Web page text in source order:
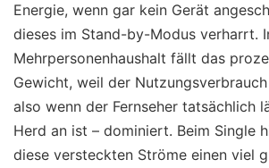
Energie, wenn gar kein Gerät
dieses im Stand-by-Modus verharrt.
Mehrpersonenhaushalt fällt das
Gewicht, weil der
also wenn der Fernseher tatsächlich
Herd an ist – dominiert. Beim Single
diese versteckten Ströme einen viel